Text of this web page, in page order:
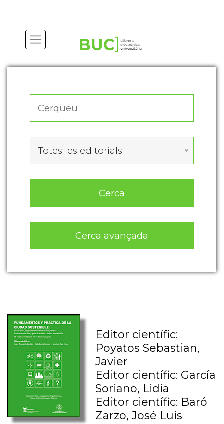
Totes les editorials
Cerca
Cerca avançada
Editor científic:
Poyatos Sebastian,
Javier
Editor científic: García
Soriano, Lidia
Editor científic: Baró
Zarzo, José Luis